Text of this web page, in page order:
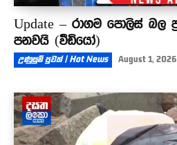
Update – රාගම පොලිස් බල
පනවයි (වීඩියෝ)
උණුසුම් පුවත් | Hot News August 1, 2026